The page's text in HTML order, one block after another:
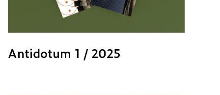
Antidotum 1 / 2025